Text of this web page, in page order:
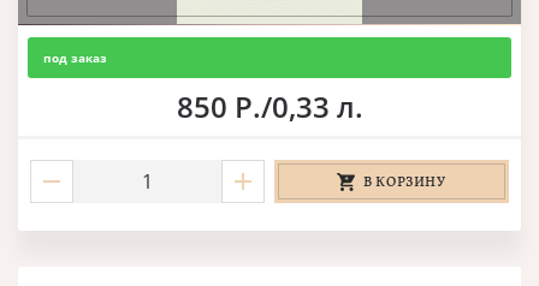
под заказ
850 Р./0,33 л.
В КОРЗИНУ